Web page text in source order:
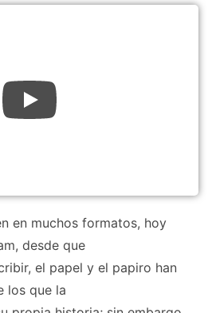
en muchos formatos, hoy
desde que
el papel y el papiro han
los que la